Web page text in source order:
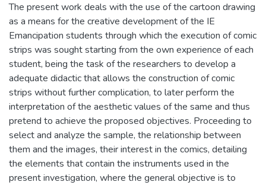
The present work deals with the use of the cartoon drawing
as a means for the creative development of the IE
Emancipation students through which the execution of comic
strips was sought starting from the own experience of each
student, being the task of the researchers to develop a
adequate didactic that allows the construction of comic
strips without further complication, to later perform the
interpretation of the aesthetic values of the same and thus
pretend to achieve the proposed objectives. Proceeding to
select and analyze the sample, the relationship between
them and the images, their interest in the comics, detailing
the elements that contain the instruments used in the
present investigation, where the general objective is to